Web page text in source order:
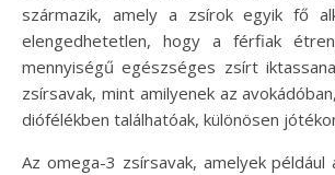
származik, amely a zsírok egyik fő
elengedhetetlen, hogy a férfiak
mennyiségű egészséges zsírt
zsírsavak, mint amilyenek az
diófélékben találhatóak, különösen
Az omega-3 zsírsavak, amelyek például